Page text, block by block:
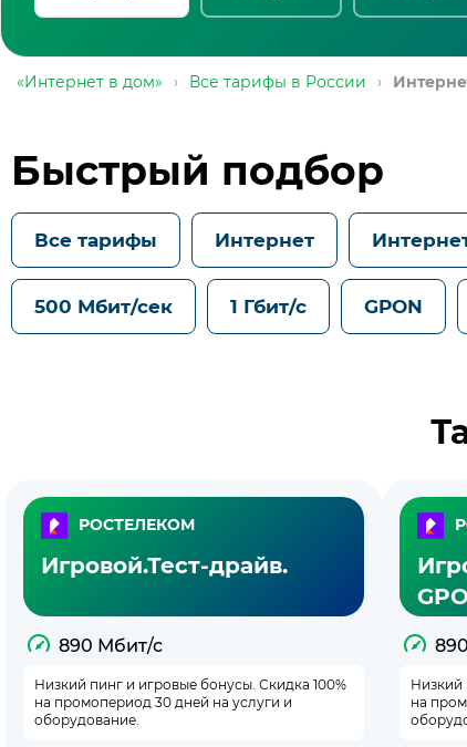
«Интернет в дом» › Все тарифы в России ›
Быстрый подбор
Все тарифы Интернет
500 Мбит/сек 1 Гбит/с GPON
РОСТЕЛЕКОМ
Игровой.Тест-драйв.
890 Мбит/с
Низкий пинг и игровые бонусы. Скидка 100%
на промопериод 30 дней на услуги и
оборудование.
Низкий
на